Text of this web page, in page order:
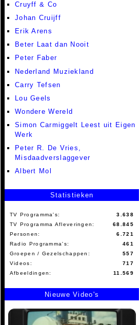
Cruyff & Co
Johan Cruijff
Erik Arens
Beter Laat dan Nooit
Peter Faber
Nederland Muziekland
Carry Tefsen
Lou Geels
Wondere Wereld
Simon Carmiggelt Leest uit Eigen
Werk
Peter R. De Vries,
Misdaadverslaggever
Albert Mol
Statistieken
TV Programma's:
3.638
TV Programma Afleveringen:
68.845
Personen:
6.721
Radio Programma's:
461
Groepen / Gezelschappen:
557
Videos:
717
Afbeeldingen:
11.569
Nieuwe Video's